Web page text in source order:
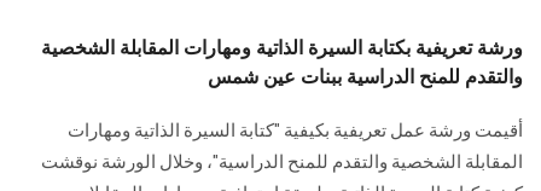
ورشة تعريفية بكتابة السيرة الذاتية ومهارات المقابلة الشخصية
والتقدم للمنح الدراسية ببنات عين شمس
أقيمت ورشة عمل تعريفية بكيفية "كتابة السيرة الذاتية ومهارات
المقابلة الشخصية والتقدم للمنح الدراسية"، وخلال الورشة نوقشت